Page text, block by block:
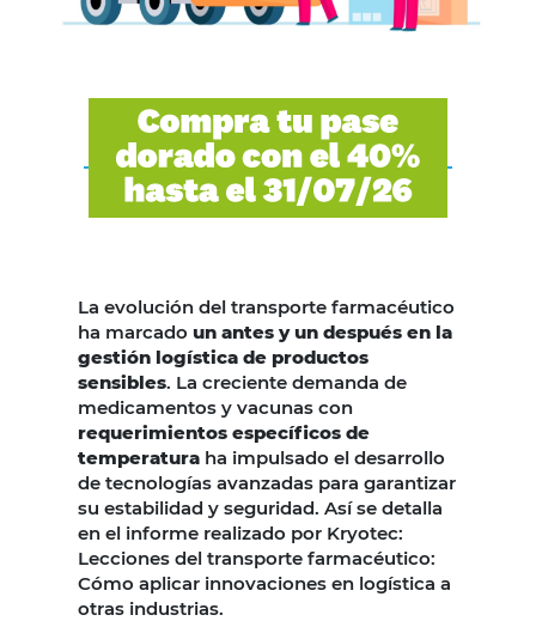
La evolución del transporte farmacéutico
ha marcado un antes y un después en la
gestión logística de productos
sensibles. La creciente demanda de
medicamentos y vacunas con
requerimientos específicos de
temperatura ha impulsado el desarrollo
de tecnologías avanzadas para garantizar
su estabilidad y seguridad. Así se detalla
en el informe realizado por Kryotec:
Lecciones del transporte farmacéutico:
Cómo aplicar innovaciones en logística a
otras industrias.